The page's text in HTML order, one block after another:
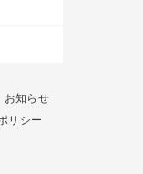
お知らせ
リシー